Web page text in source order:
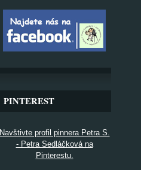
PINTEREST
Navštivte profil pinnera Petra S.
- Petra Sedláčková na
Pinterestu.